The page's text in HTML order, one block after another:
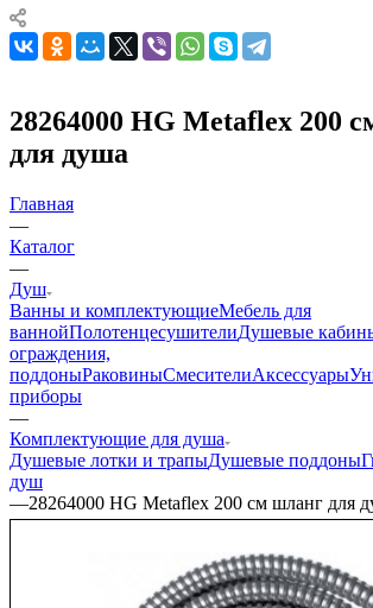
28264000 HG Metaflex 200
для душа
Главная
—
Каталог
—
Душ
Ванны и комплектующиеМебель для
ваннойПолотенцесушителиДушевые
ограждения,
поддоныРаковиныСмесителиАксессуары
приборы
—
Комплектующие для душа
Душевые лотки и трапыДушевые поддоны
душ
—28264000 HG Metaflex 200 см шланг для